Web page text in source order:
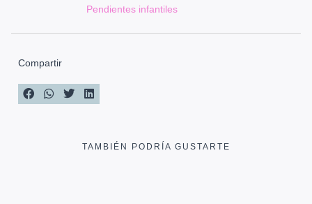
Pendientes infantiles
Compartir
TAMBIÉN PODRÍA GUSTARTE